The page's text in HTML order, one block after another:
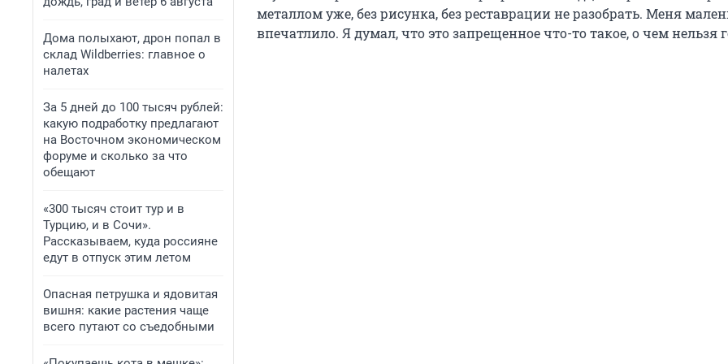
Дома полыхают, дрон попал в
склад Wildberries: главное о
налетах
За 5 дней до 100 тысяч рублей:
какую подработку предлагают
на Восточном экономическом
форуме и сколько за что
обещают
«300 тысяч стоит тур и в
Турцию, и в Сочи».
Рассказываем, куда россияне
едут в отпуск этим летом
Опасная петрушка и ядовитая
вишня: какие растения чаще
всего путают со съедобными
металлом уже, без рисунка, без реставрации не разобрать. Меня
впечатлило. Я думал, что это запрещенное что-то такое, о чем нельзя